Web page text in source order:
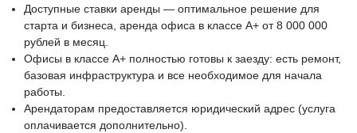
Доступные ставки аренды — оптимальное решение для
старта и бизнеса, аренда офиса в классе А+ от 8 000 000
рублей в месяц.
Офисы в классе А+ полностью готовы к заезду: есть ремонт,
базовая инфраструктура и все необходимое для начала
работы.
Арендаторам предоставляется юридический адрес (услуга
оплачивается дополнительно).